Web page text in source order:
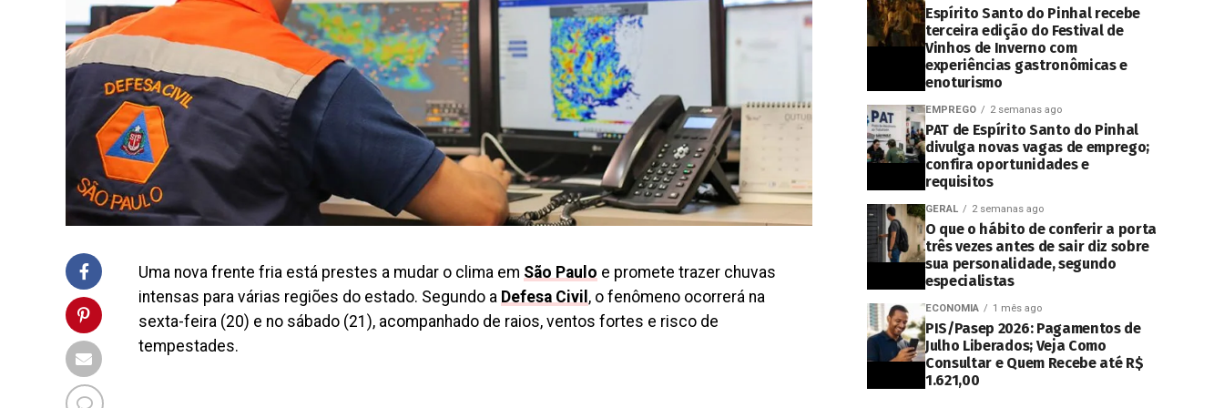
Uma nova frente fria está prestes a mudar o clima em São Paulo e promete trazer chuvas
intensas para várias regiões do estado. Segundo a Defesa Civil , o fenômeno ocorrerá na
sexta-feira (20) e no sábado (21), acompanhado de raios, ventos fortes e risco de
tempestades.
Espírito Santo do Pinhal recebe
terceira edição do Festival de
Vinhos de Inverno com
experiências gastronômicas e
enoturismo
EMPREGO 2 semanas ago
PAT de Espírito Santo do Pinhal
divulga novas vagas de emprego;
confira oportunidades e
requisitos
GERAL 2 semanas ago
O que o hábito de conferir a porta
três vezes antes de sair diz sobre
sua personalidade, segundo
especialistas
ECONOMIA 1 mês ago
PIS/Pasep 2026: Pagamentos de
Julho Liberados; Veja Como
Consultar e Quem Recebe até R$
1.621,00